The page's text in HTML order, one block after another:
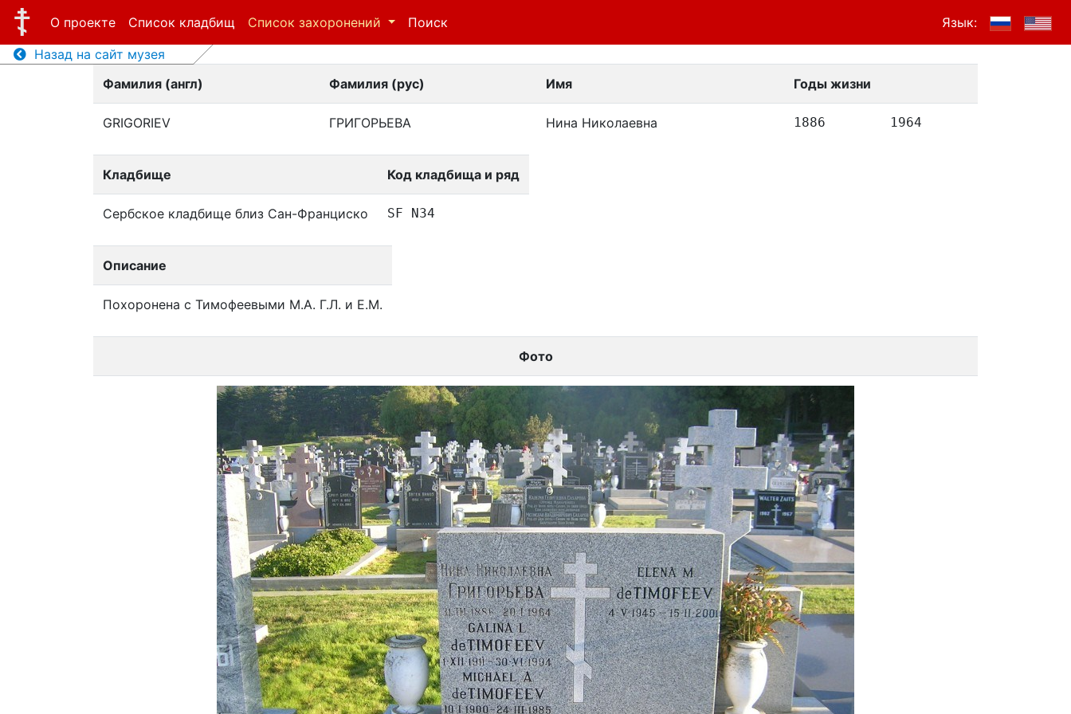
О проекте Список кладбищ Список захоронений Поиск
Язык:
Назад на сайт музея
Фамилия (англ)
Фамилия (рус) Имя Годы жизни
GRIGORIEV ГРИГОРЬЕВА Нина Николаевна 1886 1964
Кладбище Код кладбища и ряд
Сербское кладбище близ Сан-Франциско SF N34
Описание
Похоронена с Тимофеевыми М.А. Г.Л. и Е.М.
Фото